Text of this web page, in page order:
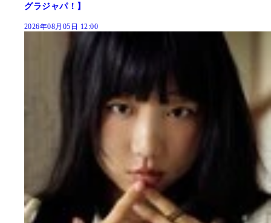
グラジャパ！】
2026年08月05日 12:00